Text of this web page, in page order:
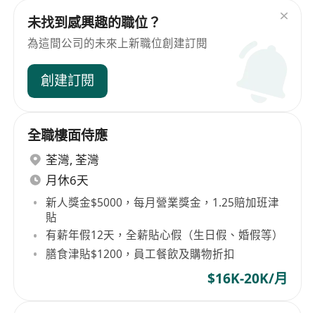
未找到感興趣的職位？
為這間公司的未來上新職位創建訂閱
創建訂閱
全職樓面侍應
荃灣, 荃灣
月休6天
新人獎金$5000，每月營業獎金，1.25賠加班津
貼
有薪年假12天，全薪貼心假（生日假、婚假等）
膳食津貼$1200，員工餐飲及購物折扣
$16K-20K/月